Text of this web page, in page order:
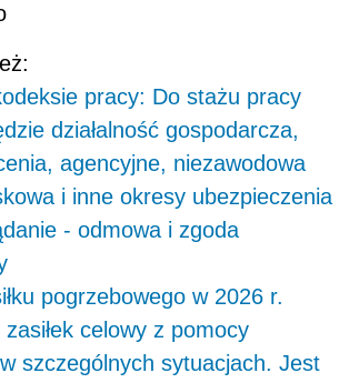
pracy: Do stażu pracy
działalność gospodarcza,
agencyjne, niezawodowa
i inne okresy ubezpieczenia
- odmowa i zgoda
pogrzebowego w 2026 r.
celowy z pomocy
szczególnych sytuacjach. Jest